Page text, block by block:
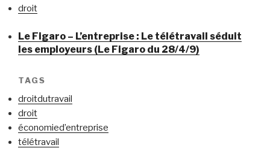
droit
Le Figaro – L’entreprise : Le télétravail séduit
les employeurs (Le Figaro du 28/4/9)
TAGS
droitdutravail
droit
économied’entreprise
télétravail